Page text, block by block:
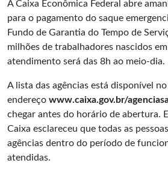
A Caixa Econômica Federal abre
para o pagamento do saque
Fundo de Garantia do Tempo de
milhões de trabalhadores nascidos
atendimento será das 8h ao meio-dia.
A lista das agências está disponível no
endereço www.caixa.gov.br/
chegar antes do horário de abertura.
Caixa esclareceu que todas as
agências dentro do período de
atendidas.